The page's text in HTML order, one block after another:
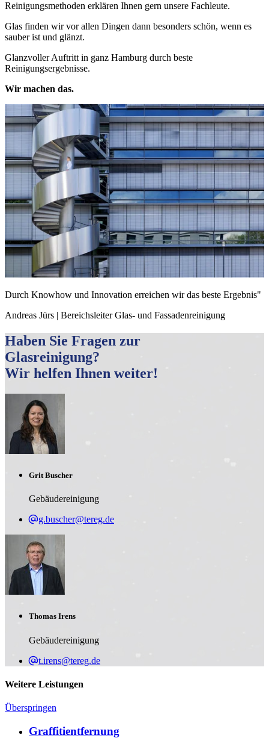
Reinigungsmethoden erklären Ihnen gern unsere Fachleute.
Glas finden wir vor allen Dingen dann besonders schön, wenn es
sauber ist und glänzt.
Glanzvoller Auftritt in ganz Hamburg durch beste
Reinigungsergebnisse.
Wir machen das.
Durch Knowhow und Innovation erreichen wir das beste Ergebnis"
Andreas Jürs | Bereichsleiter Glas- und Fassadenreinigung
Haben Sie Fragen zur
Glasreinigung?
Wir helfen Ihnen weiter!
Grit Buscher
Gebäudereinigung
g.buscher@tereg.de
Thomas Irens
Gebäudereinigung
t.irens@tereg.de
Weitere Leistungen
Überspringen
Graffitientfernung